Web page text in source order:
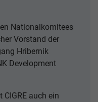
Nationalkomitees
Vorstand der
Hribernik
Development
auch ein